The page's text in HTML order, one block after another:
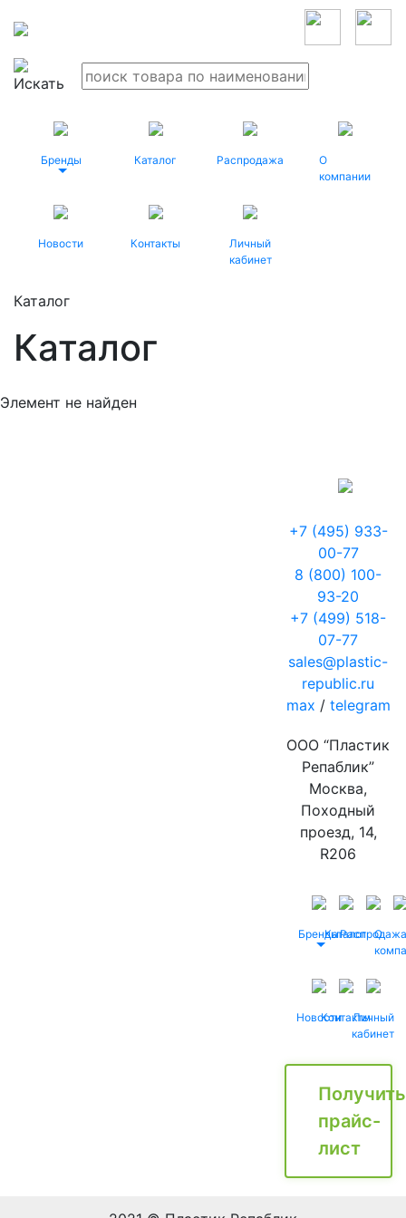
Бренды Каталог Распродажа
О
компании
Новости Контакты
Личный
кабинет
Каталог
Каталог
Элемент не найден
+7 (495) 933-
00-77
8 (800) 100-
93-20
+7 (499) 518-
07-77
sales@plastic-
republic.ru
max / telegram
ООО “Пластик
Репаблик”
Москва,
Походный
проезд, 14,
R206
БрендыКаталог
Распродажа
О
НовостиКонтактыЛичный
кабинет
Получить
прайс-
лист